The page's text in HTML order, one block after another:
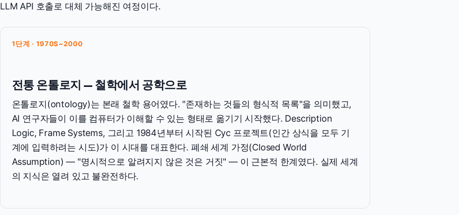
LLM API 호출로 대체 가능해진 여정이다.
1단계 · 1970S~2000
전통 온톨로지 — 철학에서 공학으로
온톨로지(ontology)는 본래 철학 용어였다. "존재하는 것들의 형식적 목록"을 의미했고,
AI 연구자들이 이를 컴퓨터가 이해할 수 있는 형태로 옮기기 시작했다. Description
Logic, Frame Systems, 그리고 1984년부터 시작된 Cyc 프로젝트(인간 상식을 모두 기
계에 입력하려는 시도)가 이 시대를 대표한다. 폐쇄 세계 가정(Closed World
Assumption) — "명시적으로 알려지지 않은 것은 거짓" — 이 근본적 한계였다. 실제 세계
의 지식은 열려 있고 불완전하다.